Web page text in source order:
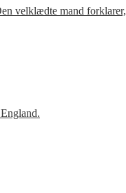
velklædte mand